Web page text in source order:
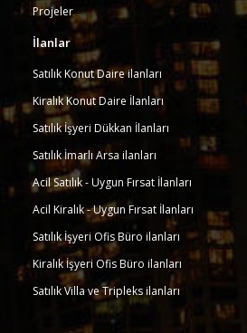
Projeler
İlanlar
Satılık Konut Daire ilanları
Kiralık Konut Daire İlanları
Satılık İşyeri Dükkan İlanları
Satılık İmarlı Arsa ilanları
Acil Satılık - Uygun Fırsat İlanları
Acil Kiralık - Uygun Fırsat İlanları
Satılık İşyeri Ofis Büro ilanları
Kiralık İşyeri Ofis Büro ilanları
Satılık Villa ve Tripleks ilanları